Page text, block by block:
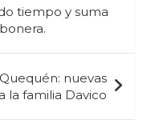
tiempo y suma
nuevas
la familia Davico